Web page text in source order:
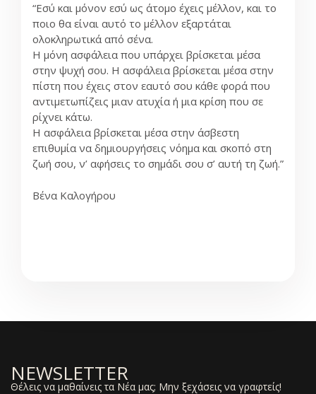
“Εσύ και μόνον εσύ ως άτομο έχεις μέλλον, και το
ποιο θα είναι αυτό το μέλλον εξαρτάται
ολοκληρωτικά από σένα.
Η μόνη ασφάλεια που υπάρχει βρίσκεται μέσα
στην ψυχή σου. Η ασφάλεια βρίσκεται μέσα στην
πίστη που έχεις στον εαυτό σου κάθε φορά που
αντιμετωπίζεις μιαν ατυχία ή μια κρίση που σε
ρίχνει κάτω.
Η ασφάλεια βρίσκεται μέσα στην άσβεστη
επιθυμία να δημιουργήσεις νόημα και σκοπό στη
ζωή σου, ν’ αφήσεις το σημάδι σου σ’ αυτή τη ζωή.”
Βένα Καλογήρου
NEWSLETTER
Θέλεις να μαθαίνεις τα Νέα μας; Μην ξεχάσεις να γραφτείς!